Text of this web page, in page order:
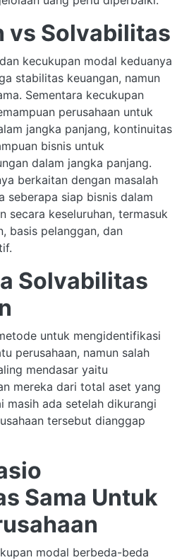
vs Solvabilitas
kecukupan modal keduanya
stabilitas keuangan, namun
Sementara kecukupan
perusahaan untuk
jangka panjang, kontinuitas
bisnis untuk
dalam jangka panjang.
berkaitan dengan masalah
seberapa siap bisnis dalam
secara keseluruhan, termasuk
basis pelanggan, dan
Solvabilitas
untuk mengidentifikasi
perusahaan, namun salah
mendasar yaitu
mereka dari total aset yang
masih ada setelah dikurangi
tersebut dianggap
Sama Untuk
modal berbeda-beda